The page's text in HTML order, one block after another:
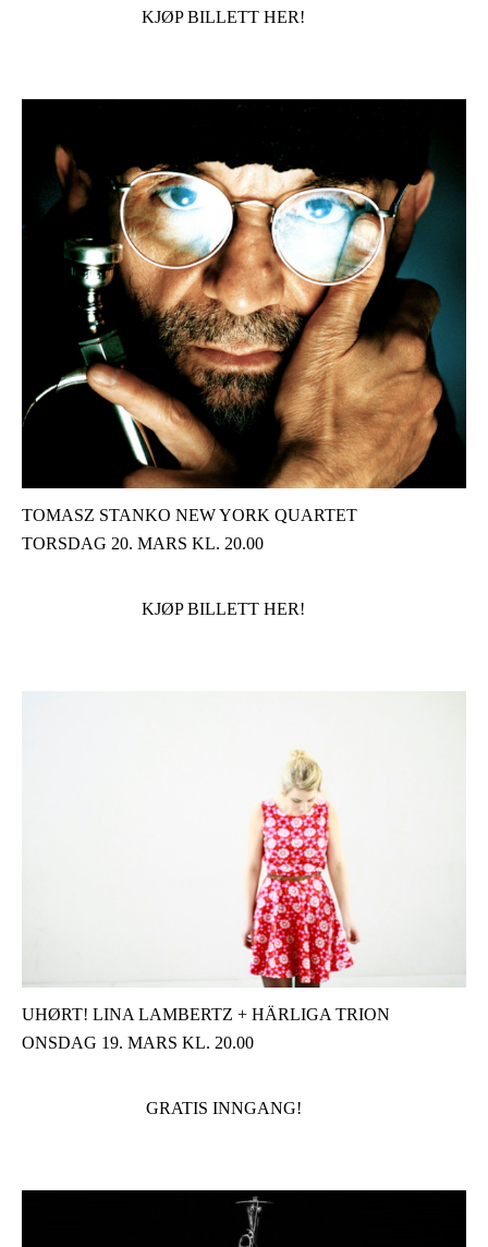
KJØP BILLETT HER!
TOMASZ STANKO NEW YORK QUARTET
TORSDAG 20. MARS KL. 20.00
KJØP BILLETT HER!
UHØRT! LINA LAMBERTZ + HÄRLIGA TRION
ONSDAG 19. MARS KL. 20.00
GRATIS INNGANG!